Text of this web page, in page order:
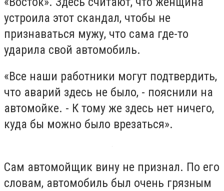
устроила этот скандал, чтобы не
признаваться мужу, что сама где-то
ударила свой автомобиль.
«Все наши работники могут подтвердить,
что аварий здесь не было, - пояснили на
автомойке. - К тому же здесь нет ничего,
куда бы можно было врезаться».
Сам автомойщик вину не признал. По его
словам, автомобиль был очень грязным